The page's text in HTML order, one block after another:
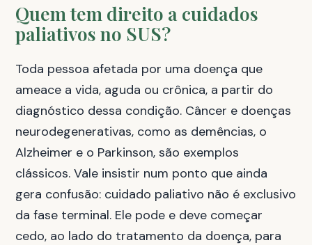
Quem tem direito a cuidados
paliativos no SUS?
Toda pessoa afetada por uma doença que
ameace a vida, aguda ou crônica, a partir do
diagnóstico dessa condição. Câncer e doenças
neurodegenerativas, como as demências, o
Alzheimer e o Parkinson, são exemplos
clássicos. Vale insistir num ponto que ainda
gera confusão: cuidado paliativo não é exclusivo
da fase terminal. Ele pode e deve começar
cedo, ao lado do tratamento da doença, para